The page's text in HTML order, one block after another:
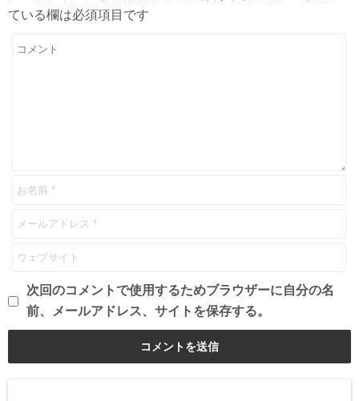
ている欄は必須項目です
次回のコメントで使用するためブラウザーに自分の名
前、メールアドレス、サイトを保存する。